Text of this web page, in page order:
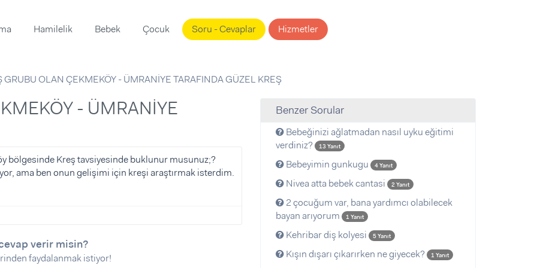
Hamilelik Bebek Çocuk Soru - Cevaplar Hizmetler
GRUBU OLAN ÇEKMEKÖY - ÜMRANİYE TARAFINDA GÜZEL KREŞ
bölgesinde Kreş tavsiyesinde buklunur musunuz;?
ama ben onun gelişimi için kreşi araştırmak isterdim.
verir misin?
faydalanmak istiyor!
Benzer Sorular
Bebeğinizi ağlatmadan nasıl uyku eğitimi
verdiniz?
13 Yanıt
Bebeyimin gunkugu 4 Yanıt
Nivea atta bebek cantasi 2 Yanıt
2 çocuğum var, bana yardımcı olabilecek
bayan arıyorum
1 Yanıt
Kehribar diş kolyesi 5 Yanıt
Kışın dışarı çıkarırken ne giyecek? 1 Yanıt